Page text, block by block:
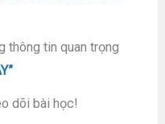
thông tin quan trọng
dõi bài học!